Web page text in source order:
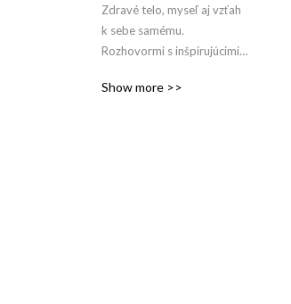
Zdravé telo, myseľ aj vzťah
k sebe samému.
Rozhovormi s inšpirujúcimi
Andrea Peniaková, Adri
Show more >>